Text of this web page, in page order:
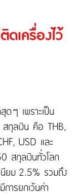
ดเครื่องไว้
ๆ เพราะเป็น
สกุลเงิน คือ THB,
USD และ
สกุลเงินทั่วโลก
นียม 2.5% รวมถึง
ารยกเว้นค่า